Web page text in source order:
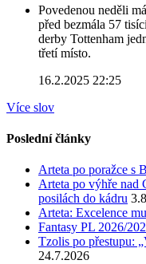
Povedenou neděli
před bezmála 57
derby Tottenham
třetí místo.
16.2.2025 22:25
Více slov
Poslední články
Arteta po poražce s
Arteta po výhře
posilách do kádru
Arteta: Excelence
Fantasy PL 2026/
Tzolis po přestupu:
24.7.2026